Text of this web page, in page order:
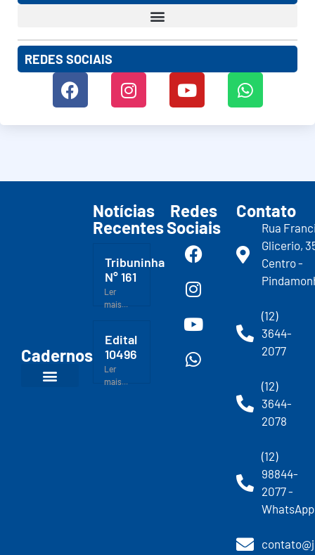
REDES SOCIAIS
Cadernos
Notícias
Recentes
Tribuninha
N° 161
Ler
mais...
Edital
10496
Ler
mais...
Redes
Sociais
Contato
Rua
Glicerio,
Centro -
(12)
3644-
2077
(12)
3644-
2078
(12)
98844-
2077 -
WhatsApp